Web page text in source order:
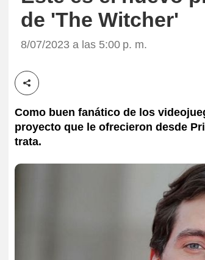
de 'The Witcher'
8/07/2023 a las 5:00 p. m.
Compartir esta noticia
Como buen fanático de los
proyecto que le ofrecieron desde
trata.